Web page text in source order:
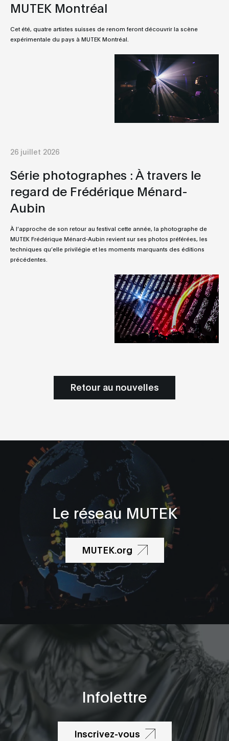
MUTEK Montréal
Cet été, quatre artistes suisses de renom feront découvrir la scène
expérimentale du pays à MUTEK Montréal.
26 juillet 2026
Série photographes : À travers le
regard de Frédérique Ménard-
Aubin
À l’approche de son retour au festival cette année, la photographe de
MUTEK Frédérique Ménard-Aubin revient sur ses photos préférées, les
techniques qu’elle privilégie et les moments marquants des éditions
précédentes.
Retour au nouvelles
Le réseau MUTEK
MUTEK.org
Infolettre
Inscrivez-vous